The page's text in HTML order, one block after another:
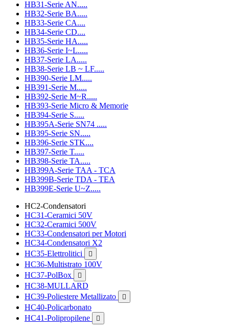
HB31-Serie AN.....
HB32-Serie BA.....
HB33-Serie CA....
HB34-Serie CD....
HB35-Serie HA.....
HB36-Serie I~L.....
HB37-Serie LA.....
HB38-Serie LB ~ LF.....
HB390-Serie LM.....
HB391-Serie M.....
HB392-Serie M~R.....
HB393-Serie Micro & Memorie
HB394-Serie S.....
HB395A-Serie SN74 .....
HB395-Serie SN.....
HB396-Serie STK....
HB397-Serie T.....
HB398-Serie TA.....
HB399A-Serie TAA - TCA
HB399B-Serie TDA - TEA
HB399E-Serie U~Z.....
HC2-Condensatori
HC31-Ceramici 50V
HC32-Ceramici 500V
HC33-Condensatori per Motori
HC34-Condensatori X2
HC35-Elettrolitici

HC36-Multistrato 100V
HC37-PolBox

HC38-MULLARD
HC39-Poliestere Metallizato

HC40-Policarbonato
HC41-Polipropilene
